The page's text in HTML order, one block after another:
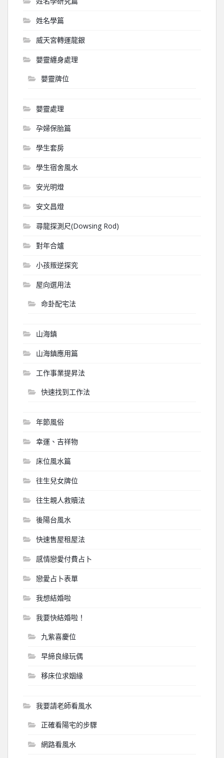
姓名學篇
威天宮轉運龍銀
嬰靈纏身處理
嬰靈牌位
嬰靈處理
孕婦保胎篇
學生套房
學生宿舍風水
安光明燈
安文昌燈
尋龍探測尺(Dowsing Rod)
對年合爐
小孩叛逆探究
屋向選用法
命卦配宅法
山海鎮
山海鎮應用篇
工作事業提昇法
快速找到工作法
年節風俗
幸運、吉祥物
床位風水篇
往生兒女牌位
往生親人救贖法
後陽台風水
快速售屋租屋法
感情戀愛付費占卜
戀愛占卜表單
我想結婚啦
我要快結婚啦！
九紫喜慶位
早締良緣玩偶
移床位求姻緣
我要請老師看風水
正確看陽宅的步驟
網路看風水